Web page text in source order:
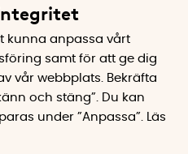
kunna anpassa vårt
samt för att ge dig
vår webbplats.
Bekräfta
och stäng”. Du kan
under ”Anpassa”.
Läs